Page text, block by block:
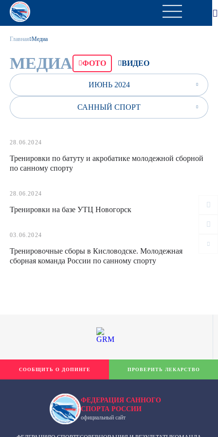
Главная Медиа
МЕДИА ФОТО ВИДЕО
ИЮНЬ 2024
САННЫЙ СПОРТ
28.06.2024
Тренировки по батуту и акробатике молодежной сборной
по санному спорту
28.06.2024
Тренировки на базе УТЦ Новогорск
03.06.2024
Тренировочные сборы в Кисловодске. Молодежная
сборная команда России по санному спорту
ФЕДЕРАЦИЯ САННОГО
СПОРТА РОССИИ
официальный сайт
СООБЩИТЬ О ДОПИНГЕ ПРОВЕРИТЬ ЛЕКАРСТВО